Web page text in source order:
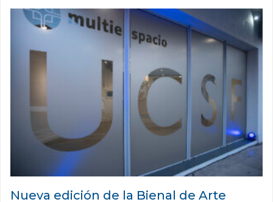
Nueva edición de la Bienal de Arte